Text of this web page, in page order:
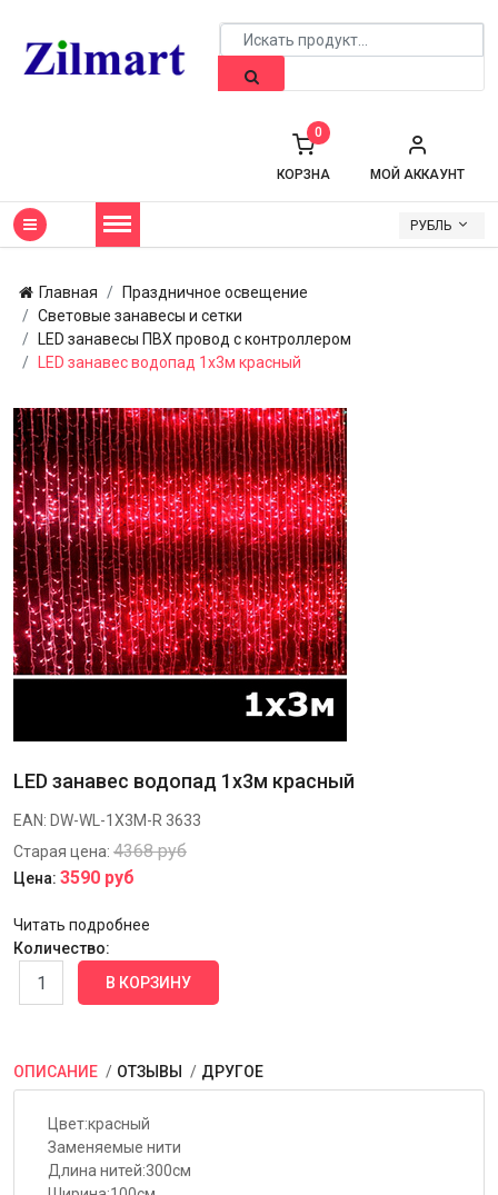
МОЙ АККАУНТ
КОРЗНА
0
РУБЛЬ
Главная
Праздничное освещение
Световые занавесы и сетки
LED занавесы ПВХ провод с контроллером
LED занавес водопад 1x3м красный
LED занавес водопад 1x3м красный
EAN: DW-WL-1X3M-R 3633
Старая цена: 4368 руб
Цена: 3590 руб
Читать подробнее
Количество:
ОПИСАНИЕ ОТЗЫВЫ ДРУГОЕ
Цвет:красный
Заменяемые нити
Длина нитей:300см